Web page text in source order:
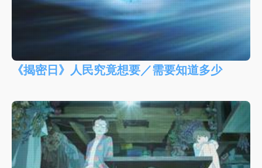
《揭密日》人民究竟想要／需要知道多少